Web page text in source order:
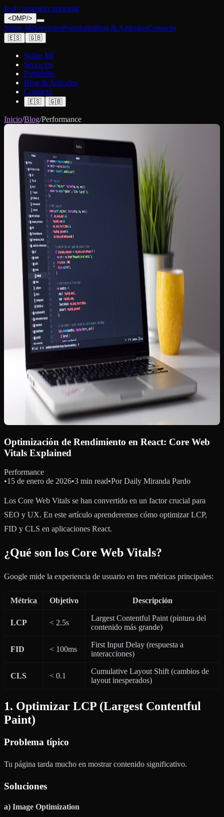
Ir al contenido principal
< DMP/>
Sobre MíServiciosPortafolioBlog & ArtículosContacto
🇪🇸 🇬🇧
Sobre Mí
Servicios
Portafolio
Blog & Artículos
Contacto
🇪🇸 🇬🇧
Inicio/Blog/Performance
Optimización de Rendimiento en React: Core Web
Vitals Explained
Performance
•15 de enero de 2026•3 min read•Por Daily Miranda Pardo
Los Core Web Vitals se han convertido en un factor crucial para
SEO y UX. En este artículo aprenderemos cómo optimizar LCP,
FID y CLS en aplicaciones React.
¿Qué son los Core Web Vitals?
Google mide la experiencia de usuario en tres métricas principales:
Métrica Objetivo Descripción
LCP < 2.5s
Largest Contentful Paint (pintura del
contenido más grande)
FID < 100ms
First Input Delay (respuesta a
interacciones)
CLS < 0.1
Cumulative Layout Shift (cambios de
layout inesperados)
1. Optimizar LCP (Largest Contentful
Paint)
Problema típico
Tu página tarda mucho en mostrar contenido significativo.
Soluciones
a) Image Optimization